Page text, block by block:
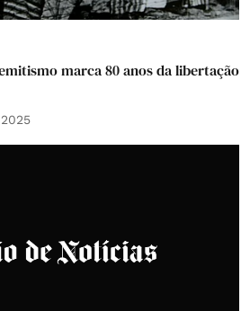
marca 80 anos da libertação